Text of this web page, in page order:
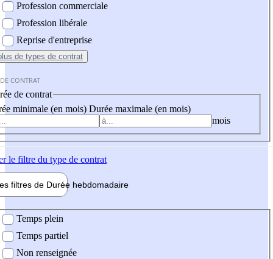
Profession commerciale
Profession libérale
Reprise d'entreprise
de types de contrat
CONTRAT
de contrat
minimale (en mois) Durée maximale (en mois)
mois
le filtre du type de contrat
filtres de Durée hebdomadaire
Temps plein
Temps partiel
Non renseignée